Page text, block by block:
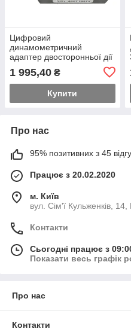
Цифровий
динамометричний
адаптер двосторонньої дії
перехідники на 3/8" і 1/4")
10.2-340 Н·м PROTESTER
1 995,40 ₴
Купити
Про нас
95% позитивних з 45
Працює з 20.02.2020
м. Київ
вул. Сім'ї Кульженків, 14,
Контакти
Сьогодні працює з
Показати весь графік
Про нас
Контакти